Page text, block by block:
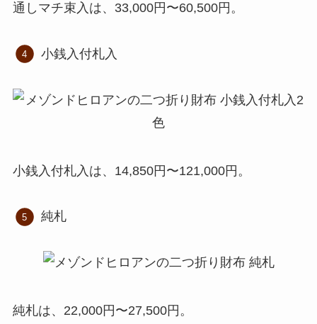
通しマチ束入は、33,000円〜60,500円。
小銭入付札入
小銭入付札入は、14,850円〜121,000円。
純札
純札は、22,000円〜27,500円。